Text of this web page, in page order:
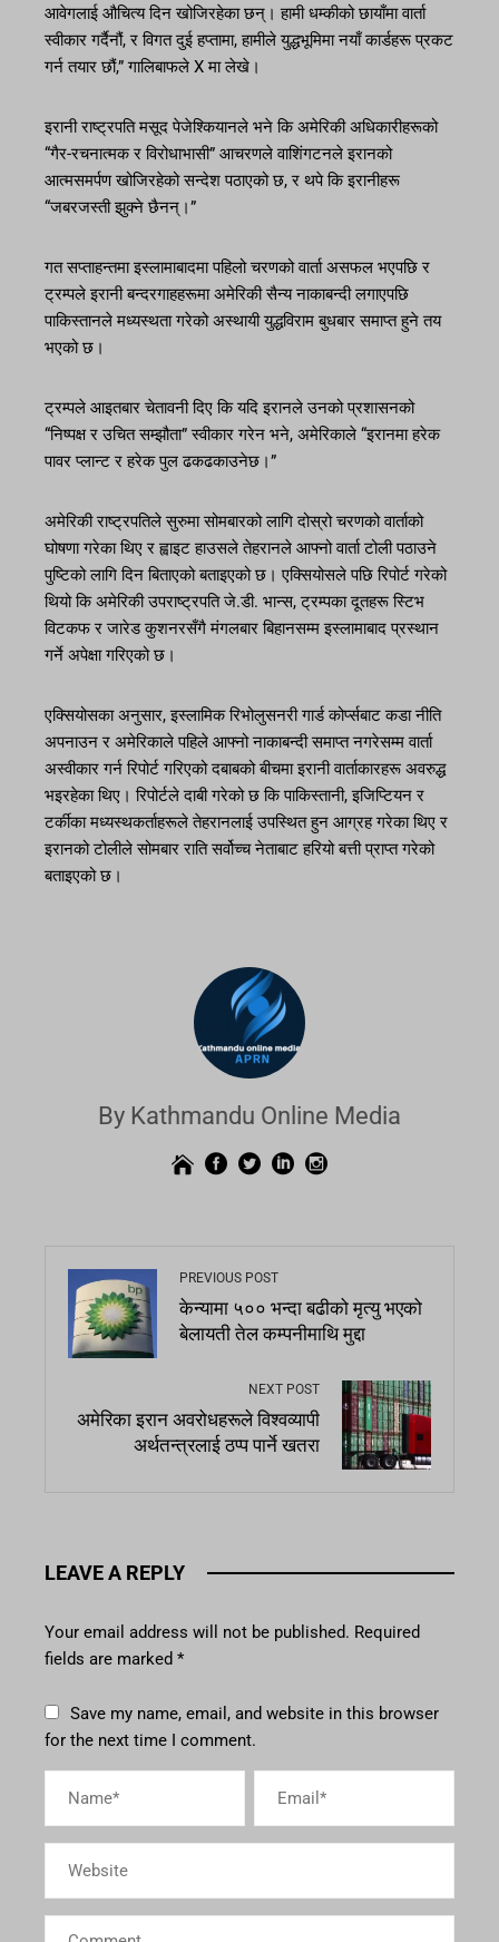
आवेगलाई औचित्य दिन खोजिरहेका छन्। हामी धम्कीको छायाँमा वार्ता
स्वीकार गर्दैनौं, र विगत दुई हप्तामा, हामीले युद्धभूमिमा नयाँ कार्डहरू प्रकट
गर्न तयार छौं,” गालिबाफले X मा लेखे।
इरानी राष्ट्रपति मसूद पेजेश्कियानले भने कि अमेरिकी अधिकारीहरूको
“गैर-रचनात्मक र विरोधाभासी” आचरणले वाशिंगटनले इरानको
आत्मसमर्पण खोजिरहेको सन्देश पठाएको छ, र थपे कि इरानीहरू
“जबरजस्ती झुक्ने छैनन्।”
गत सप्ताहन्तमा इस्लामाबादमा पहिलो चरणको वार्ता असफल भएपछि र
ट्रम्पले इरानी बन्दरगाहहरूमा अमेरिकी सैन्य नाकाबन्दी लगाएपछि
पाकिस्तानले मध्यस्थता गरेको अस्थायी युद्धविराम बुधबार समाप्त हुने तय
भएको छ।
ट्रम्पले आइतबार चेतावनी दिए कि यदि इरानले उनको प्रशासनको
“निष्पक्ष र उचित सम्झौता” स्वीकार गरेन भने, अमेरिकाले “इरानमा हरेक
पावर प्लान्ट र हरेक पुल ढकढकाउनेछ।”
अमेरिकी राष्ट्रपतिले सुरुमा सोमबारको लागि दोस्रो चरणको वार्ताको
घोषणा गरेका थिए र ह्वाइट हाउसले तेहरानले आफ्नो वार्ता टोली पठाउने
पुष्टिको लागि दिन बिताएको बताइएको छ। एक्सियोसले पछि रिपोर्ट गरेको
थियो कि अमेरिकी उपराष्ट्रपति जे.डी. भान्स, ट्रम्पका दूतहरू स्टिभ
विटकफ र जारेड कुशनरसँगै मंगलबार बिहानसम्म इस्लामाबाद प्रस्थान
गर्ने अपेक्षा गरिएको छ।
एक्सियोसका अनुसार, इस्लामिक रिभोलुसनरी गार्ड कोर्प्सबाट कडा नीति
अपनाउन र अमेरिकाले पहिले आफ्नो नाकाबन्दी समाप्त नगरेसम्म वार्ता
अस्वीकार गर्न रिपोर्ट गरिएको दबाबको बीचमा इरानी वार्ताकारहरू अवरुद्ध
भइरहेका थिए। रिपोर्टले दाबी गरेको छ कि पाकिस्तानी, इजिप्टियन र
टर्कीका मध्यस्थकर्ताहरूले तेहरानलाई उपस्थित हुन आग्रह गरेका थिए र
इरानको टोलीले सोमबार राति सर्वोच्च नेताबाट हरियो बत्ती प्राप्त गरेको
बताइएको छ।
By Kathmandu Online Media
PREVIOUS POST
केन्यामा ५०० भन्दा बढीको मृत्यु भएको
बेलायती तेल कम्पनीमाथि मुद्दा
NEXT POST
अमेरिका इरान अवरोधहरूले विश्वव्यापी
अर्थतन्त्रलाई ठप्प पार्ने खतरा
LEAVE A REPLY
Your email address will not be published. Required
fields are marked *
Save my name, email, and website in this browser
for the next time I comment.